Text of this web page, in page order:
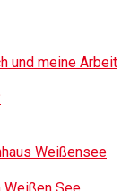
und meine Arbeit
Weißensee